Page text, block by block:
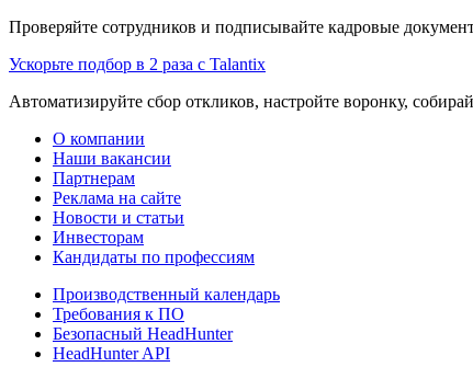
Проверяйте сотрудников и подписывайте кадровые
Ускорьте подбор в 2 раза с Talantix
Автоматизируйте сбор откликов, настройте воронку,
О компании
Наши вакансии
Партнерам
Реклама на сайте
Новости и статьи
Инвесторам
Кандидаты по профессиям
Производственный календарь
Требования к ПО
Безопасный HeadHunter
HeadHunter API